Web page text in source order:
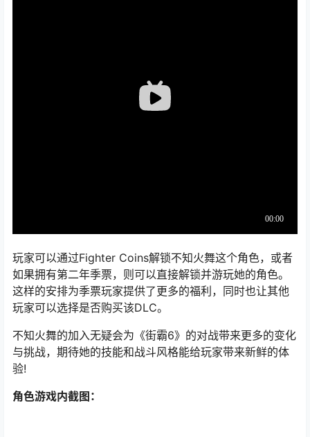
玩家可以通过Fighter Coins解锁不知火舞这个角色，或者
如果拥有第二年季票，则可以直接解锁并游玩她的角色。
这样的安排为季票玩家提供了更多的福利，同时也让其他
玩家可以选择是否购买该DLC。
不知火舞的加入无疑会为《街霸6》的对战带来更多的变化
与挑战，期待她的技能和战斗风格能给玩家带来新鲜的体
验!
角色游戏内截图：